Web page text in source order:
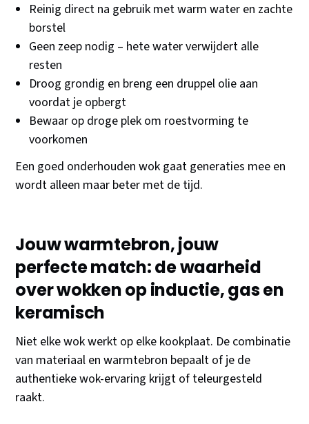
Reinig direct na gebruik met warm water en zachte
borstel
Geen zeep nodig – hete water verwijdert alle
resten
Droog grondig en breng een druppel olie aan
voordat je opbergt
Bewaar op droge plek om roestvorming te
voorkomen
Een goed onderhouden wok gaat generaties mee en
wordt alleen maar beter met de tijd.
Jouw warmtebron, jouw
perfecte match: de waarheid
over wokken op inductie, gas en
keramisch
Niet elke wok werkt op elke kookplaat. De combinatie
van materiaal en warmtebron bepaalt of je de
authentieke wok-ervaring krijgt of teleurgesteld
raakt.